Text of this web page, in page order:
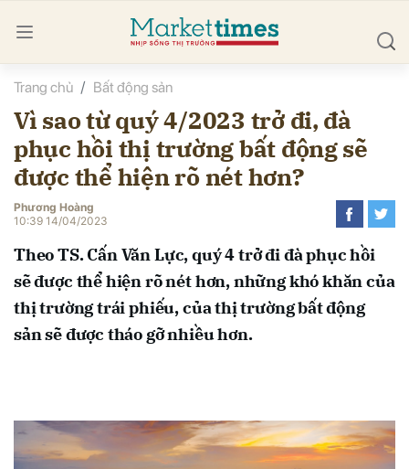
Trang chủ Bất động sản
Vì sao từ quý 4/2023 trở đi, đà
phục hồi thị trường bất động sẽ
được thể hiện rõ nét hơn?
Phương Hoàng
10:39 14/04/2023
Theo TS. Cấn Văn Lực, quý 4 trở đi đà phục hồi
sẽ được thể hiện rõ nét hơn, những khó khăn của
thị trường trái phiếu, của thị trường bất động
sản sẽ được tháo gỡ nhiều hơn.
luận
Hủy